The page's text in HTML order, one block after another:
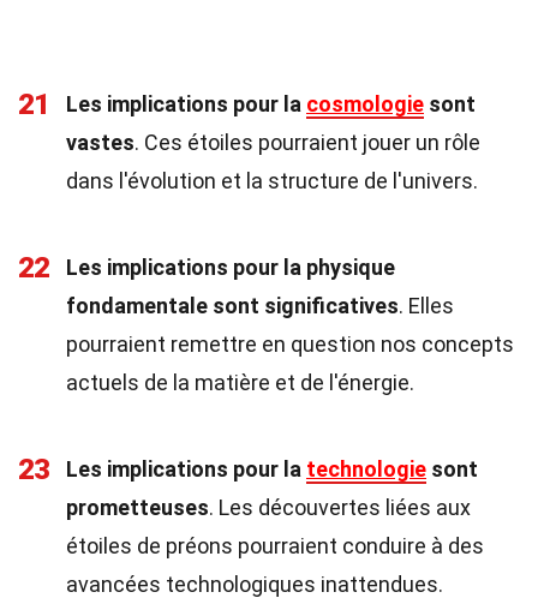
21 Les implications pour la cosmologie sont
vastes. Ces étoiles pourraient jouer un rôle
dans l'évolution et la structure de l'univers.
22
Les implications pour la physique
fondamentale sont significatives. Elles
pourraient remettre en question nos concepts
actuels de la matière et de l'énergie.
23 Les implications pour la technologie sont
prometteuses. Les découvertes liées aux
étoiles de préons pourraient conduire à des
avancées technologiques inattendues.